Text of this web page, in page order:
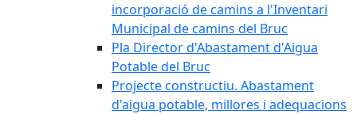
incorporació de camins a l'Inventari
Municipal de camins del Bruc
Pla Director d'Abastament d'Aigua
Potable del Bruc
Projecte constructiu. Abastament
d'aigua potable, millores i adequacions